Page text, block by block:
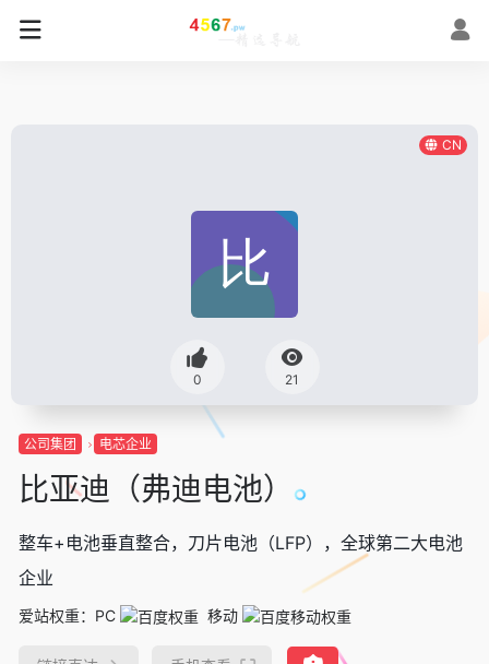
CN
0 21
公司集团 电芯企业
比亚迪（弗迪电池）
整车+电池垂直整合，刀片电池（LFP），全球第二大电池
企业
爱站权重： PC 移动